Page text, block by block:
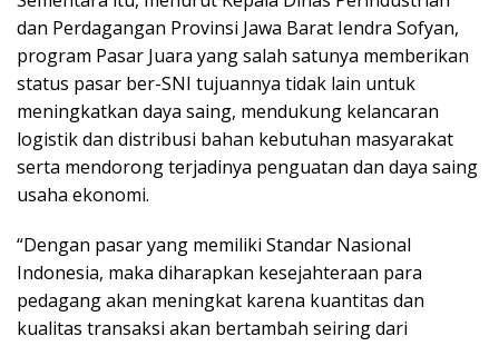
dan Perdagangan Provinsi Jawa Barat Iendra Sofyan,
program Pasar Juara yang salah satunya memberikan
status pasar ber-SNI tujuannya tidak lain untuk
meningkatkan daya saing, mendukung kelancaran
logistik dan distribusi bahan kebutuhan masyarakat
serta mendorong terjadinya penguatan dan daya saing
usaha ekonomi.
“Dengan pasar yang memiliki Standar Nasional
Indonesia, maka diharapkan kesejahteraan para
pedagang akan meningkat karena kuantitas dan
kualitas transaksi akan bertambah seiring dari